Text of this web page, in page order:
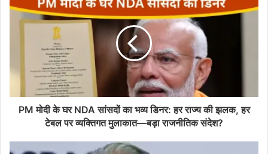
PM मोदी के घर NDA सांसदों का भव्य डिनर: हर राज्य की झलक, हर
टेबल पर व्यक्तिगत मुलाकात—बड़ा राजनीतिक संदेश?